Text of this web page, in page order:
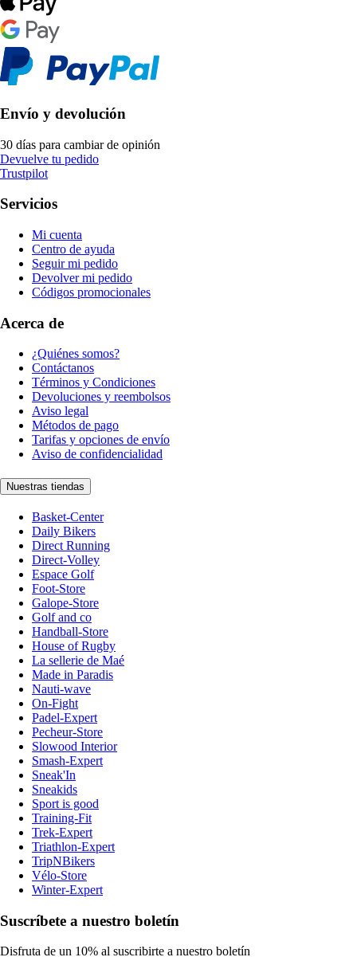
Envío y devolución
30 días para cambiar de opinión
Devuelve tu pedido
Trustpilot
Servicios
Mi cuenta
Centro de ayuda
Seguir mi pedido
Devolver mi pedido
Códigos promocionales
Acerca de
¿Quiénes somos?
Contáctanos
Términos y Condiciones
Devoluciones y reembolsos
Aviso legal
Métodos de pago
Tarifas y opciones de envío
Aviso de confidencialidad
Nuestras tiendas
Basket-Center
Daily Bikers
Direct Running
Direct-Volley
Espace Golf
Foot-Store
Galope-Store
Golf and co
Handball-Store
House of Rugby
La sellerie de Maé
Made in Paradis
Nauti-wave
On-Fight
Padel-Expert
Pecheur-Store
Slowood Interior
Smash-Expert
Sneak'In
Sneakids
Sport is good
Training-Fit
Trek-Expert
Triathlon-Expert
TripNBikers
Vélo-Store
Winter-Expert
Suscríbete a nuestro boletín
Disfruta de un 10% al suscribirte a nuestro boletín